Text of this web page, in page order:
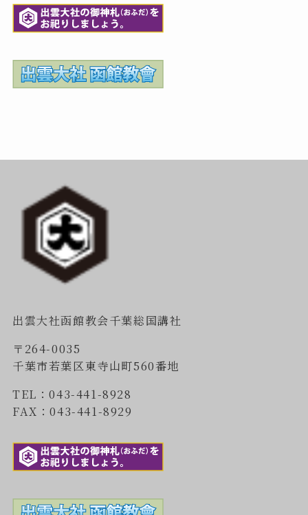
出雲大社函館教会千葉総国講社
〒264-0035
千葉市若葉区東寺山町560番地
TEL：043-441-8928
FAX：043-441-8929